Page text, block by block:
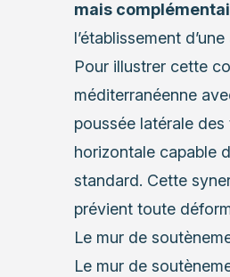
mais
l’établissement
Pour illustrer cette
méditerranéenne
poussée latérale
horizontale capable
standard. Cette
prévient toute
Le mur de
Le mur de